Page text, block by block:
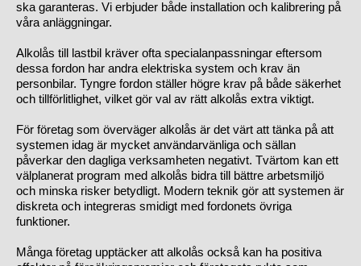
ska garanteras. Vi erbjuder både installation och kalibrering på
våra anläggningar.
Alkolås till lastbil kräver ofta specialanpassningar eftersom
dessa fordon har andra elektriska system och krav än
personbilar. Tyngre fordon ställer högre krav på både säkerhet
och tillförlitlighet, vilket gör val av rätt alkolås extra viktigt.
För företag som överväger alkolås är det värt att tänka på att
systemen idag är mycket användarvänliga och sällan
påverkar den dagliga verksamheten negativt. Tvärtom kan ett
välplanerat program med alkolås bidra till bättre arbetsmiljö
och minska risker betydligt. Modern teknik gör att systemen är
diskreta och integreras smidigt med fordonets övriga
funktioner.
Många företag upptäcker att alkolås också kan ha positiva